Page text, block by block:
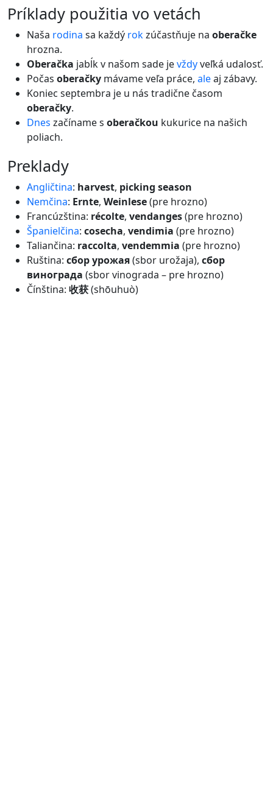
príklady použitia vo vetách
Naša rodina sa každý rokzúčastňuje na oberačke
hrozna.
Oberačka jabĺk v našom sade jevždyveľká udalosť.
Počas oberačky mávame veľa práce, aleaj zábavy.
Koniec septembra je u nás tradične časom
oberačky.
Dnes začíname s oberačkou kukurice na našich
poliach.
preklady
Angličtina: harvest, picking season
Nemčina: Ernte, Weinlese(pre hrozno)
Francúzština: récolte, vendanges(pre hrozno)
Španielčina: cosecha, vendimia (pre hrozno)
Taliančina: raccolta, vendemmia (pre hrozno)
Ruština: сбор урожая(sbor urožaja), сбор
винограда (sbor vinograda – pre hrozno)
Čínština: 收获(shōuhuò)